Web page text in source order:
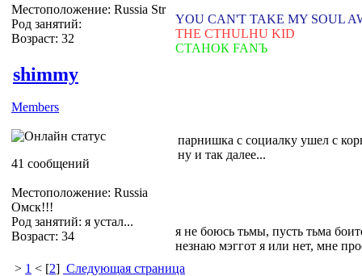
Местоположение: Russia Str
Род занятий:
Возраст: 32
YOU CAN'T TAKE MY SOUL
THE CTHULHU KID
СТАНОК FANЪ
shimmy
Members
41 сообщений
Местоположение: Russia
Омск!!!
Род занятий: я устал...
Возраст: 34
парнишка с социалку ушел с
ну и так далее...
я не боюсь тьмы, пусть тьма
незнаю мэггот я или нет, мне
> 1 < [2] Следующая страница